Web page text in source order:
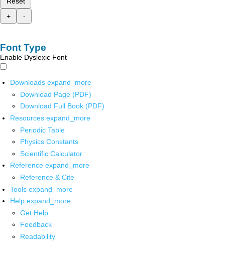
+
-
Font Type
Enable Dyslexic Font
Downloads expand_more
Download Page (PDF)
Download Full Book (PDF)
Resources expand_more
Periodic Table
Physics Constants
Scientific Calculator
Reference expand_more
Reference & Cite
Tools expand_more
Help expand_more
Get Help
Feedback
Readability